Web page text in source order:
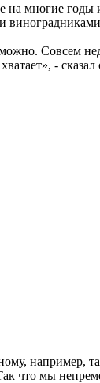
на многие годы
Совсем
- сказал
например,
что мы